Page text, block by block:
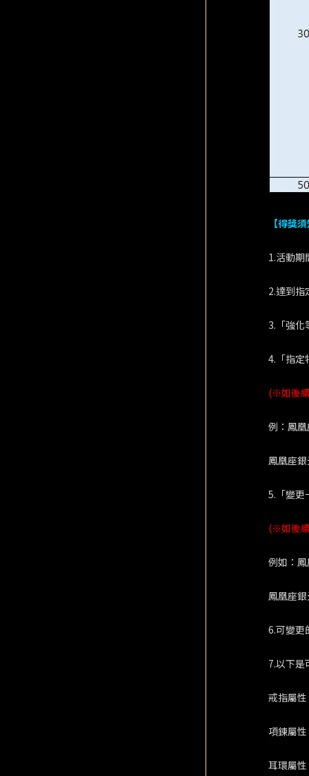
【得獎
1.活動期
2.達到指
3.「強
4.「指定
(※如後
例：鳳
鳳凰座
5.「變更
(※如後
例如：
鳳凰座
6.可變更
7.以下是
戒指屬
項鍊屬
耳環屬